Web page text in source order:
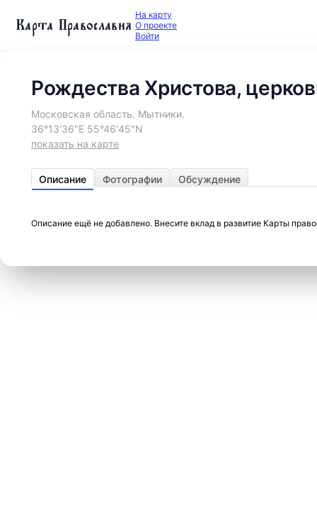
Карта Православия На карту
О проекте
Войти
Рождества Христова,
Московская область. Мытники.
36°13′36″E 55°46′45″N
показать на карте
Описание Фотографии Обсуждение
Описание ещё не добавлено. Внесите вклад в развитие Карты